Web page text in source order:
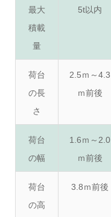
最大
積載
量
5t以内
荷台
の長
さ
2.5ｍ～4.3
ｍ前後
荷台
の幅
1.6ｍ～2.0
ｍ前後
荷台
の高
3.8ｍ前後